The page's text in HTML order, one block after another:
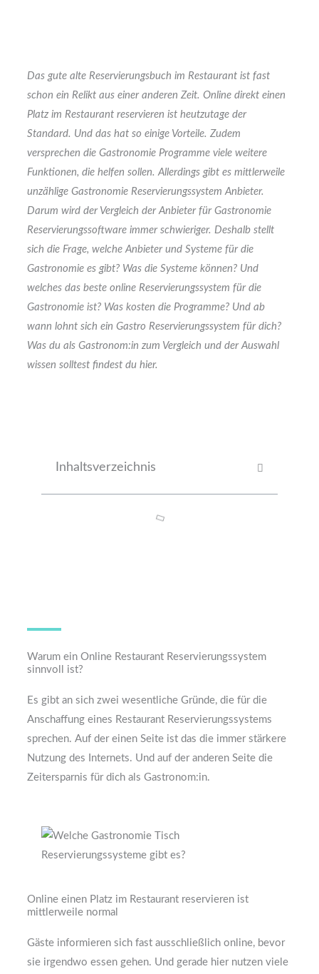
Das gute alte Reservierungsbuch im Restaurant ist fast
schon ein Relikt aus einer anderen Zeit. Online direkt einen
Platz im Restaurant reservieren ist heutzutage der
Standard. Und das hat so einige Vorteile. Zudem
versprechen die Gastronomie Programme viele weitere
Funktionen, die helfen sollen. Allerdings gibt es mittlerweile
unzählige Gastronomie Reservierungssystem Anbieter.
Darum wird der Vergleich der Anbieter für Gastronomie
Reservierungssoftware immer schwieriger. Deshalb stellt
sich die Frage, welche Anbieter und Systeme für die
Gastronomie es gibt? Was die Systeme können? Und
welches das beste online Reservierungssystem für die
Gastronomie ist? Was kosten die Programme? Und ab
wann lohnt sich ein Gastro Reservierungssystem für dich?
Was du als Gastronom:in zum Vergleich und der Auswahl
wissen solltest findest du hier.
Inhaltsverzeichnis
Warum ein Online Restaurant Reservierungssystem
sinnvoll ist?
Es gibt an sich zwei wesentliche Gründe, die für die
Anschaffung eines Restaurant Reservierungssystems
sprechen. Auf der einen Seite ist das die immer stärkere
Nutzung des Internets. Und auf der anderen Seite die
Zeitersparnis für dich als Gastronom:in.
Online einen Platz im Restaurant reservieren ist
mittlerweile normal
Gäste informieren sich fast ausschließlich online, bevor
sie irgendwo essen gehen. Und gerade hier nutzen viele